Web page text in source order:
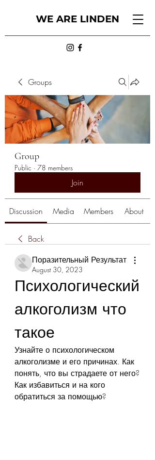
WE ARE LINDEN
Groups
Group
Public · 78 members
Join
Discussion Media Members About
Back
Поразительный Результат
August 30, 2023
Психологический
алкоголизм что
такое
Узнайте о психологическом
алкоголизме и его причинах. Как
понять, что вы страдаете от него?
Как избавиться и на кого
обратиться за помощью?